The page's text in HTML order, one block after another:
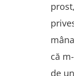
că
de